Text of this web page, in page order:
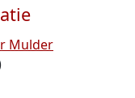
Mulder